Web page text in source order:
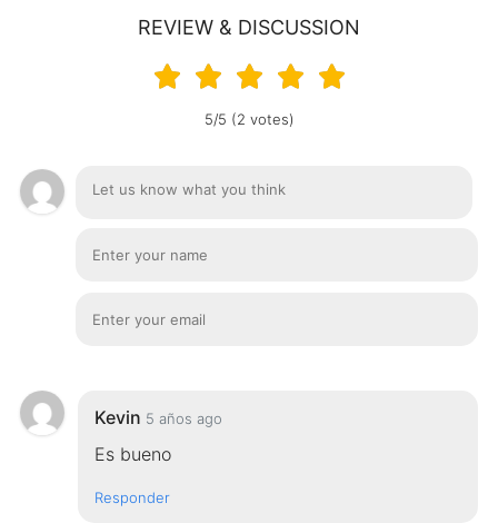
REVIEW & DISCUSSION
5/5 (2 votes)
Kevin 5 años ago
Es bueno
Responder